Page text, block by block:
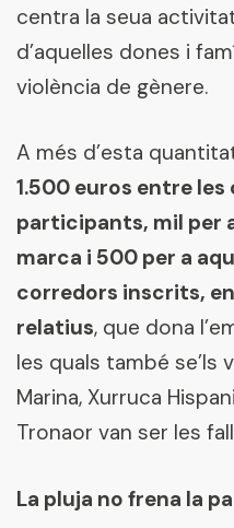
centra la seua
d’aquelles dones i
violència de gènere.
A més d’esta
1.500 euros entre
participants, mil per
marca i 500 per a
corredors inscrits,
relatius, que dona
les quals també se’ls
Marina, Xurruca
Tronaor van ser les
La pluja no frena la